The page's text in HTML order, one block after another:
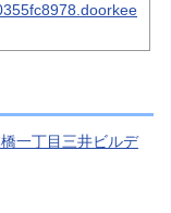
一丁目三井ビルデ